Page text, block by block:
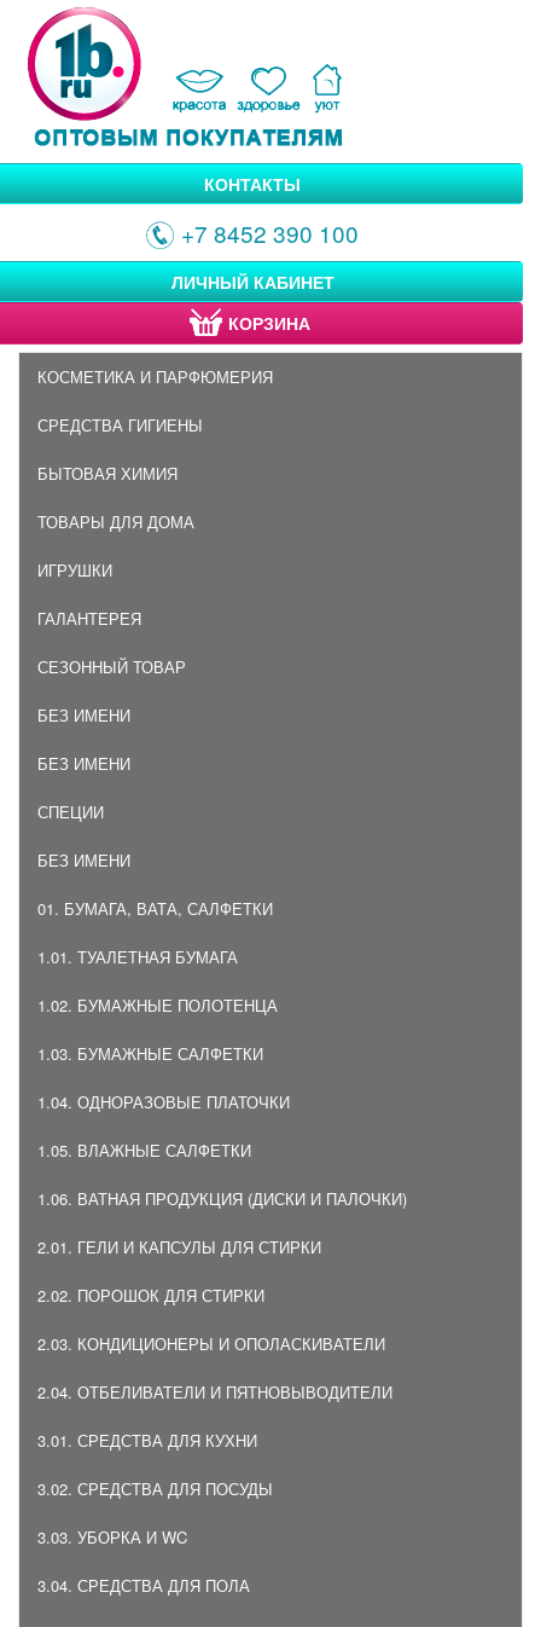
КОНТАКТЫ
+7 8452 390 100
ЛИЧНЫЙ КАБИНЕТ
КОРЗИНА
КОСМЕТИКА И ПАРФЮМЕРИЯ
СРЕДСТВА ГИГИЕНЫ
БЫТОВАЯ ХИМИЯ
ТОВАРЫ ДЛЯ ДОМА
ИГРУШКИ
ГАЛАНТЕРЕЯ
СЕЗОННЫЙ ТОВАР
БЕЗ ИМЕНИ
БЕЗ ИМЕНИ
СПЕЦИИ
БЕЗ ИМЕНИ
01. БУМАГА, ВАТА, САЛФЕТКИ
1.01. ТУАЛЕТНАЯ БУМАГА
1.02. БУМАЖНЫЕ ПОЛОТЕНЦА
1.03. БУМАЖНЫЕ САЛФЕТКИ
1.04. ОДНОРАЗОВЫЕ ПЛАТОЧКИ
1.05. ВЛАЖНЫЕ САЛФЕТКИ
1.06. ВАТНАЯ ПРОДУКЦИЯ (ДИСКИ И ПАЛОЧКИ)
2.01. ГЕЛИ И КАПСУЛЫ ДЛЯ СТИРКИ
2.02. ПОРОШОК ДЛЯ СТИРКИ
2.03. КОНДИЦИОНЕРЫ И ОПОЛАСКИВАТЕЛИ
2.04. ОТБЕЛИВАТЕЛИ И ПЯТНОВЫВОДИТЕЛИ
3.01. СРЕДСТВА ДЛЯ КУХНИ
3.02. СРЕДСТВА ДЛЯ ПОСУДЫ
3.03. УБОРКА И WC
3.04. СРЕДСТВА ДЛЯ ПОЛА